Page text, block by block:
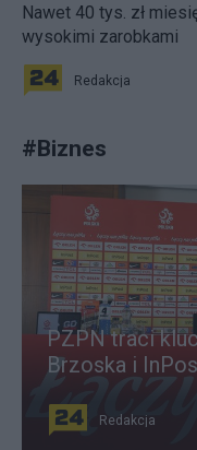
Nawet 40 tys. zł
wysokimi zarobkami
Redakcja
#Biznes
PZPN traci
Brzoska i
Redakcja